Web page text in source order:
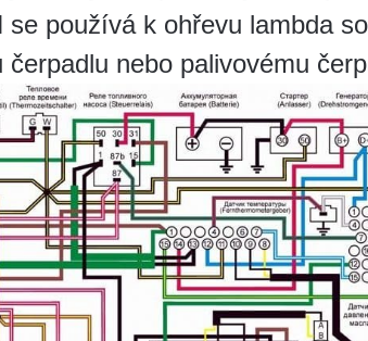
používá k ohřevu lambda
nebo palivovému